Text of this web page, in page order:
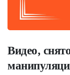
Видео,